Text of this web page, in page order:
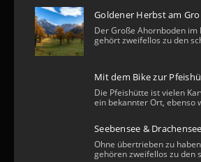
Goldener Herbst am
Der Große Ahornboden im
gehört zweifellos zu den
Mit dem Bike zur
Die Pfeishütte ist vielen
ein bekannter Ort, ebenso
Seebensee &
Ohne übertrieben zu
gehören zweifellos zu den